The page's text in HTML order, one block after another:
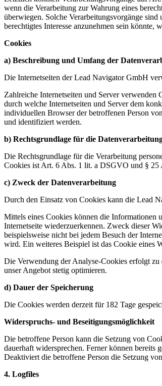
wenn die Verarbeitung zur Wahrung eines
überwiegen. Solche Verarbeitungsvorgänge sind
berechtigtes Interesse anzunehmen sein
Cookies
a) Beschreibung und Umfang der
Die Internetseiten der Lead Navigator GmbH
Zahlreiche Internetseiten und Server
durch welche Internetseiten und Server dem
individuellen Browser der betroffenen Person
und identifiziert werden.
b) Rechtsgrundlage für die
Die Rechtsgrundlage für die Verarbeitung
Cookies ist Art. 6 Abs. 1 lit. a DSGVO und § 25
c) Zweck der Datenverarbeitung
Durch den Einsatz von Cookies kann die Lead
Mittels eines Cookies können die Informationen
Internetseite wiederzuerkennen. Zweck dieser
beispielsweise nicht bei jedem Besuch der
wird. Ein weiteres Beispiel ist das Cookie eines
Die Verwendung der Analyse-Cookies erfolgt
unser Angebot stetig optimieren.
d) Dauer der Speicherung
Die Cookies werden derzeit für 182 Tage
Widerspruchs- und Beseitigungsmöglichkeit
Die betroffene Person kann die Setzung von
dauerhaft widersprechen. Ferner können bereits
Deaktiviert die betroffene Person die Setzung
4. Logfiles